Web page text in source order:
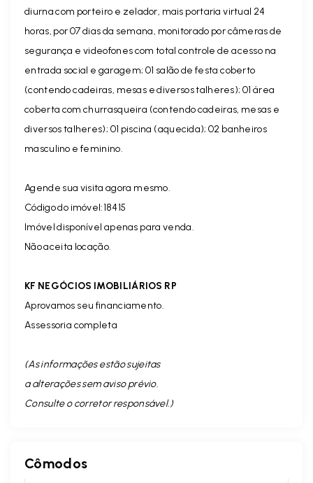
diurna com porteiro e zelador, mais portaria virtual 24
horas, por 07 dias da semana, monitorado por câmeras de
segurança e videofones com total controle de acesso na
entrada social e garagem; 01 salão de festa coberto
(contendo cadeiras, mesas e diversos talheres); 01 área
coberta com churrasqueira (contendo cadeiras, mesas e
diversos talheres); 01 piscina (aquecida); 02 banheiros
masculino e feminino.
Agende sua visita agora mesmo.
Código do imóvel:18415
Imóvel disponível apenas para venda.
Não aceita locação.
KF NEGÓCIOS IMOBILIÁRIOS RP
Aprovamos seu financiamento.
Assessoria completa
(As informações estão sujeitas
a alterações sem aviso prévio.
Consulte o corretor responsável. )
Cômodos